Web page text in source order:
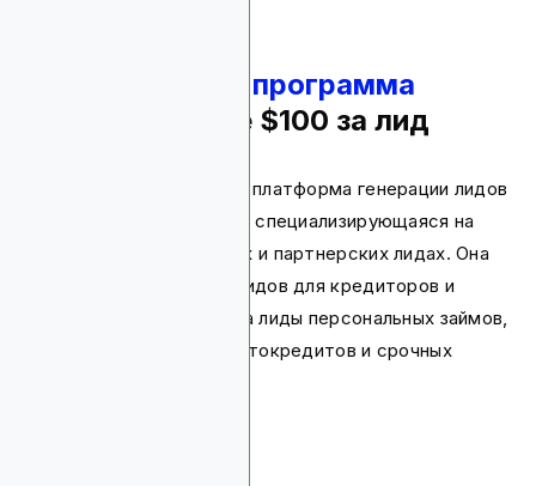
Партнерская программа
- более $100 за лид
Zappian — американская платформа генерации лидов
и цифрового маркетинга, специализирующаяся на
качественных кредитных и партнерских лидах. Она
предлагает генерацию лидов для кредиторов и
партнеров с акцентом на лиды персональных займов,
консолидации долгов, автокредитов и срочных